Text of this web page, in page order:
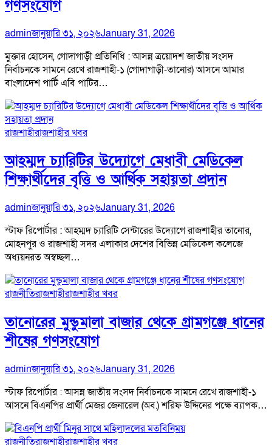
গণসংযোগ
adminজানুয়ারি ৩১, ২০২৬January 31, 2026
মুক্তার হোসেন, গোদাগাড়ী প্রতিনিধি : আসন্ন ত্রয়োদশ জাতীয় সংসদ
নির্বাচনকে সামনে রেখে রাজশাহী-১ (গোদাগাড়ী-তানোর) আসনে আমার
বাংলাদেশ পার্টি এবি পাটির…
রাজশাহীরাজশাহীর খবর
আহম্মদ চ্যারিটির উদ্যোগে মেধাবী মেডিকেল
শিক্ষার্থীদের বৃত্তি ও আর্থিক সহায়তা প্রদান
adminজানুয়ারি ৩১, ২০২৬January 31, 2026
স্টাফ রিপোর্টার : আহম্মদ চ্যারিটি সেন্টারের উদ্যোগে রাজশাহীর তানোর,
মোহনপুর ও রাজশাহী সদর এলাকার দেশের বিভিন্ন মেডিকেল কলেজে
অধ্যয়নরত অস্বচ্ছল…
রাজনীতিরাজশাহীরাজশাহীর খবর
তানোরের মুন্ডুমালা বাজার থেকে গ্রামগঞ্জে ধানের
শীষের গণসংযোগ
adminজানুয়ারি ৩১, ২০২৬January 31, 2026
স্টাফ রিপোর্টার : আসন্ন জাতীয় সংসদ নির্বাচনকে সামনে রেখে রাজশাহী-১
আসনে বিএনপির প্রার্থী মেজর জেনারেল (অব.) শরিফ উদ্দিনের পক্ষে ব্যাপক…
রাজনীতিরাজশাহীরাজশাহীর খবর